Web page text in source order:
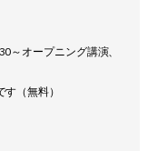
オープニング講演、
（無料）